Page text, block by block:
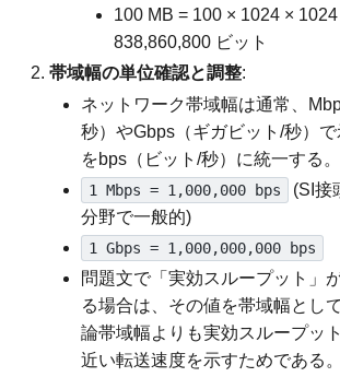
100 MB = 100 × 1024 ×
838,860,800 ビット
帯域幅の単位確認と調整:
ネットワーク帯域幅は通常、
秒）やGbps（ギガビット/秒）
をbps（ビット/秒）に統一する。
1 Mbps = 1,000,000 bps
(SI接
分野で一般的)
1 Gbps = 1,000,000,000 bps
問題文で「実効スループット」
る場合は、その値を帯域幅とし
論帯域幅よりも実効スループッ
近い転送速度を示すためである。